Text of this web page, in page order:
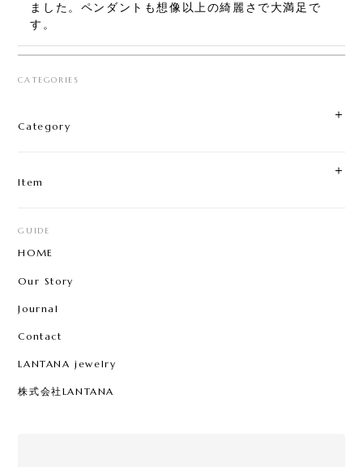
ました。ペンダントも想像以上の綺麗さで大満足で
す。
願い致します。
CATEGORIES
Category
Item
GUIDE
HOME
Our Story
Journal
Contact
LANTANA jewelry
株式会社LANTANA